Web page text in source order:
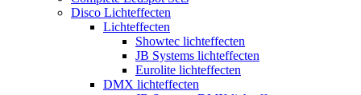
Disco Lichteffecten
Lichteffecten
Showtec lichteffecten
JB Systems lichteffecten
Eurolite lichteffecten
DMX lichteffecten